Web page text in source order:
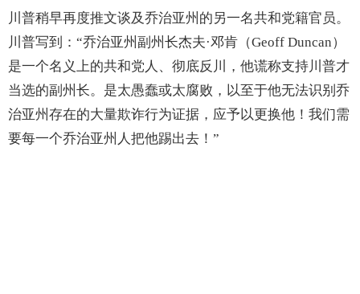
川普稍早再度推文谈及乔治亚州的另一名共和党籍官员。
川普写到：“乔治亚州副州长杰夫·邓肯（Geoff Duncan）
是一个名义上的共和党人、彻底反川，他谎称支持川普才
当选的副州长。是太愚蠢或太腐败，以至于他无法识别乔
治亚州存在的大量欺诈行为证据，应予以更换他！我们需
要每一个乔治亚州人把他踢出去！”